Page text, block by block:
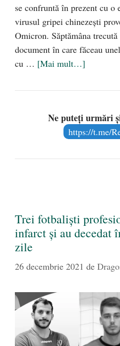
se confruntă în prezent cu o
virusul gripei chinezești
Omicron. Săptămâna
document în care făceau
cu … [Mai mult…]
Ne puteți urmări
https://t.me/
Trei fotbaliști
infarct și au decedat
zile
26 decembrie 2021 de